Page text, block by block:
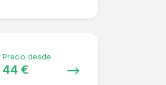
Precio desde
44 €